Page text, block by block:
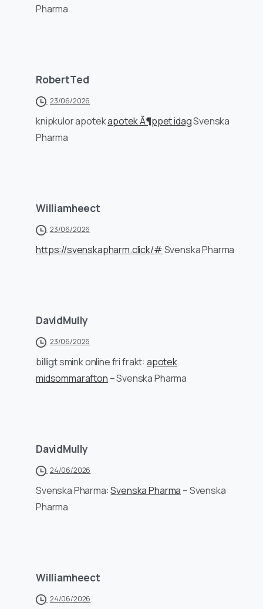
Pharma
RobertTed
23/06/2026
knipkulor apotekapotek Ã¶ppet idagSvenska
Pharma
Williamheect
23/06/2026
https://svenskapharm.click/#Svenska Pharma
DavidMully
23/06/2026
billigt smink online fri frakt: apotek
midsommarafton – Svenska Pharma
DavidMully
24/06/2026
Svenska Pharma:Svenska Pharma – Svenska
Pharma
Williamheect
24/06/2026